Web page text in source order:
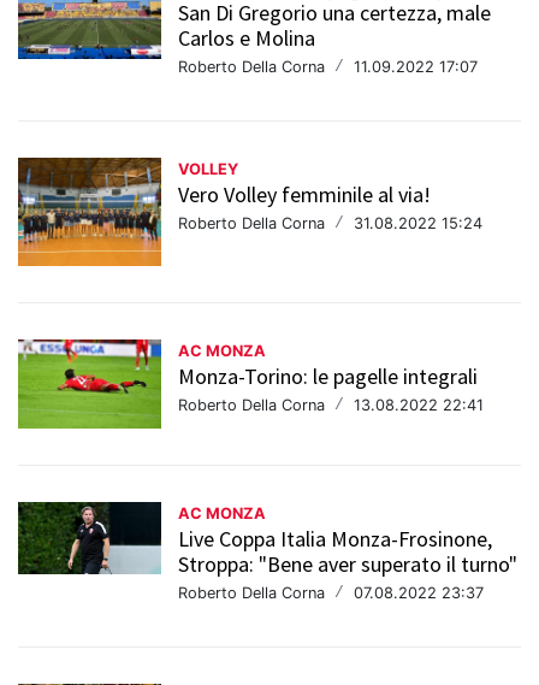
San Di Gregorio una certezza, male
Carlos e Molina
Roberto Della Corna / 11.09.2022 17:07
VOLLEY
Vero Volley femminile al via!
Roberto Della Corna / 31.08.2022 15:24
AC MONZA
Monza-Torino: le pagelle integrali
Roberto Della Corna / 13.08.2022 22:41
AC MONZA
Live Coppa Italia Monza-Frosinone,
Stroppa: "Bene aver superato il turno"
Roberto Della Corna / 07.08.2022 23:37